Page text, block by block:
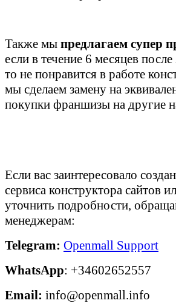
Также мы предлагаем супер
если в течение 6 месяцев
то не понравится в работе
мы сделаем замену на
покупки франшизы на другие
Если вас заинтересовало
сервиса конструктора сайтов
уточнить подробности,
менеджерам:
Telegram: Openmall Support
WhatsApp: +34602652557
Email: info@openmall.info